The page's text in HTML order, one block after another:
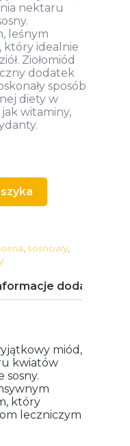
nektaru
leśnym
który idealnie
Ziołomiód
dodatek
sposób
diety w
witaminy,
, sosnowy,
dodatkowe
miód,
kwiatów
sosny.
który
leczniczym